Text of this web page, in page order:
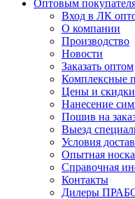
Оптовым
Вход в ЛК
О компании
Производство
Новости
Заказать оптом
Комплексные
Цены и скидки
Нанесение
Пошив на
Выезд
Условия
Опытная носка
Справочная
Контакты
Дилеры